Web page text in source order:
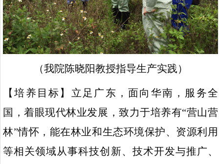
（我院陈晓阳教授指导生产实践）
【培养目标】 立足广东，面向华南，服务全
国，着眼现代林业发展，致力于培养有“营山营
林”情怀，能在林业和生态环境保护、资源利用
等相关领域从事科技创新、技术开发与推广、